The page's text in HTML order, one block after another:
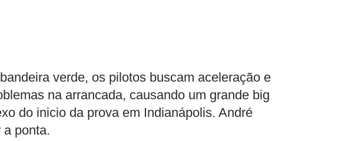
verde, os pilotos buscam aceleração e
na arrancada, causando um grande big
do inicio da prova em Indianápolis. André
a ponta.